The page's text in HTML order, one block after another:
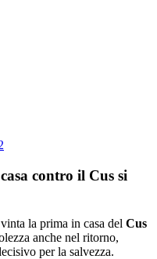
contro il Cus si
la prima in casa del Cus
anche nel ritorno,
per la salvezza.